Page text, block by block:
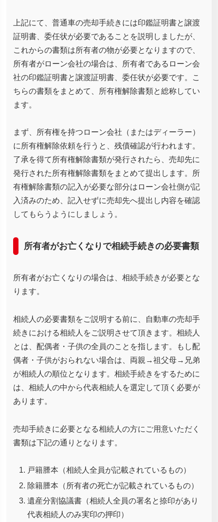
上記にて、普通車の売却手続きには印鑑証明書と譲渡
証明書、委任状が必要であることを説明しましたが、
これからの書類は所有者の物が必要となりますので、
所有者がローン会社の場合は、所有者であるローン会
社の印鑑証明書と譲渡証明書、委任状が必要です。こ
ちらの書類をまとめて、所有権解除書類と総称してい
ます。
まず、所有権を持つローン会社（またはディーラー）
に所有権解除依頼を行うと、残債確認が行われます。
了承を得て所有権解除書類が発行されたら、売却先に
発行された所有権解除書類をまとめて提出します。所
有権解除書類の記入が必要な部分はローン会社側が記
入済みのため、記入せずに売却先へ提出し内容を確認
してもらうようにしましょう。
所有者がお亡くなりで相続手続きの必要書類
所有者がお亡くなりの場合は、相続手続きが必要とな
ります。
相続人の必要書類をご説明する前に、自動車の売却手
続きにおける相続人をご説明させて頂きます。相続人
とは、配偶者・子供の全員のことを指します。もし配
偶者・子供がおられない場合は、両親→祖父母→兄弟
が相続人の順位となります。相続手続きをするために
は、相続人の中から代表相続人を選定して頂く必要が
あります。
売却手続きに必要となる相続人の方にご用意いただく
書類は下記の通りとなります。
戸籍謄本（相続人全員が記載されているもの）
除籍謄本（所有者の死亡が記載されているもの）
遺産分割協議書（相続人全員の署名と捺印があり
代表相続人のみ実印の押印）